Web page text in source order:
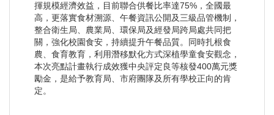
揮規模經濟效益，目前聯合供餐比率達75%，全國最
高，更落實食材溯源、午餐資訊公開及三級品管機制，
整合衛生局、農業局、環保局及經發局跨局處共同把
關，強化校園食安，持續提升午餐品質。同時扎根食
農、食育教育，利用潛移默化方式深植學童食安觀念，
本次亮點計畫執行成效獲中央評定良等核發400萬元獎
勵金，是給予教育局、市府團隊及所有學校正向的肯
定。